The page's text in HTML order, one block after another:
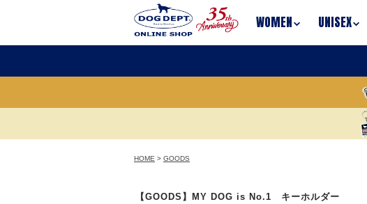
WOMEN UNISEX
HOME > GOODS
【GOODS】MY DOG is No.1 キーホルダー